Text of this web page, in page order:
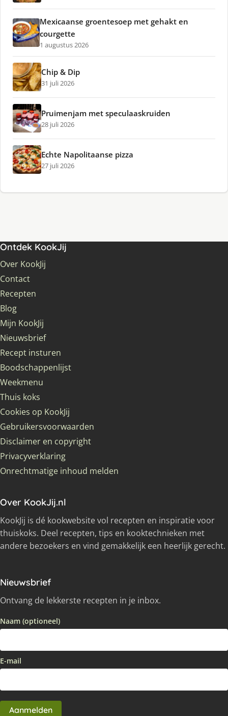
Mexicaanse groentesoep met gehakt en
courgette
1 augustus 2026
Chip & Dip
31 juli 2026
Pruimenjam met speculaaskruiden
28 juli 2026
Echte Napolitaanse pizza
27 juli 2026
Ontdek KookJij
Over KookJij
Contact
Recepten
Blog
Mijn KookJij
Nieuwsbrief
Recept insturen
Boodschappenlijst
Weekmenu
Thuis koks
Cookies op KookJij
Gebruikersvoorwaarden
Disclaimer en copyright
Privacyverklaring
Onrechtmatige inhoud melden
Over KookJij.nl
KookJij is dé kookwebsite vol recepten en inspiratie voor
thuiskoks. Deel recepten, tips en kooktechnieken met
andere bezoekers en vind gemakkelijk een heerlijk gerecht.
Nieuwsbrief
Ontvang de lekkerste recepten in je inbox.
Naam (optioneel)
E-mail
Aanmelden